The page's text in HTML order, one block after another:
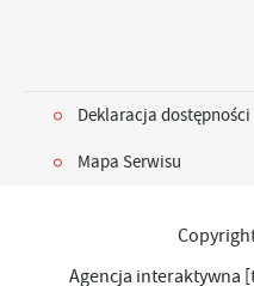
Deklaracja dostępności
Mapa Serwisu
Agencja interaktywna